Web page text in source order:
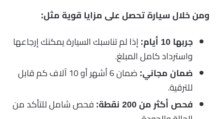
ومن خلال سيارة تحصل على مزايا قوية مثل:
جربها 10 أيام:
إذا لم تناسبك السيارة يمكنك إرجاعها
واسترداد كامل المبلغ.
ضمان مجاني:
ضمان 6 أشهر أو 10 آلاف كم قابل
للترقية.
فحص أكثر من 200 نقطة:
فحص شامل للتأكد من